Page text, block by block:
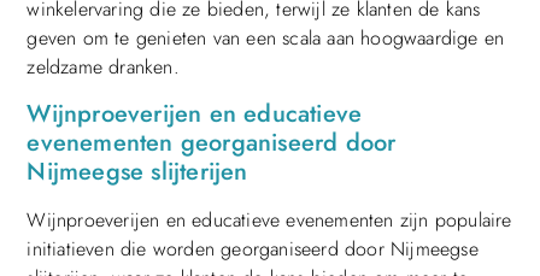
winkelervaring die ze bieden, terwijl ze klanten de kans
geven om te genieten van een scala aan hoogwaardige en
zeldzame dranken.
Wijnproeverijen en educatieve
evenementen georganiseerd door
Nijmeegse slijterijen
Wijnproeverijen en educatieve evenementen zijn populaire
initiatieven die worden georganiseerd door Nijmeegse